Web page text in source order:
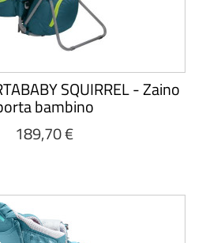
SQUIRREL - Zaino
bambino
189,70 €